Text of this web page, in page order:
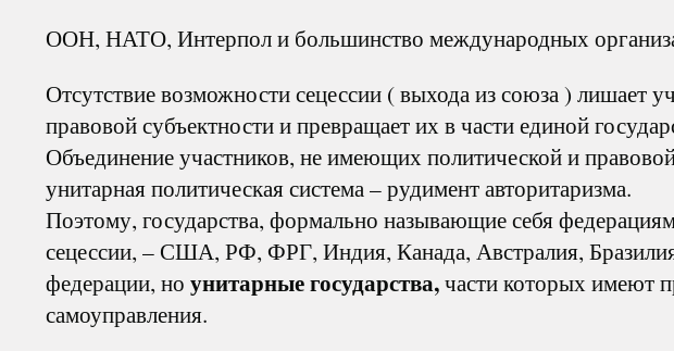
ООН, НАТО, Интерпол и большинство международных
Отсутствие возможности сецессии ( выхода из союза ) лишает
правовой субъектности и превращает их в части единой
Объединение участников, не имеющих политической и
унитарная политическая система – рудимент авторитаризма.
Поэтому, государства, формально называющие себя
сецессии, – США, РФ, ФРГ, Индия, Канада, Австралия, Бразилия
федерации, но унитарные государства,части которых имеют
самоуправления.